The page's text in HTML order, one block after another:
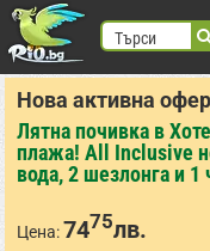
Търси
търся:
Регистрация
Вход
ВХОД С FACEBOOK
Нова активна
Лятна почивка в
плажа! All Inclusive
вода, 2 шезлонга и
Цена: 7475лв.